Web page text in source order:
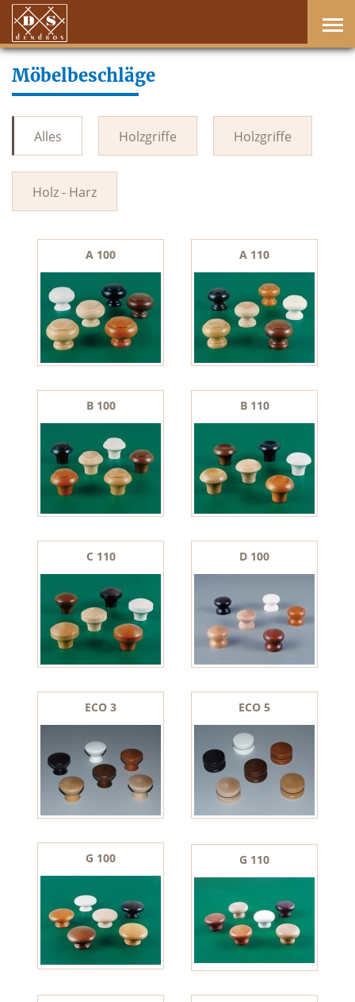
Möbelbeschläge
Alles Holzgriffe Holzgriffe
Holz - Harz
A 100 A 110
B 100 B 110
C 110 D 100
ECO 3 ECO 5
G 100 G 110